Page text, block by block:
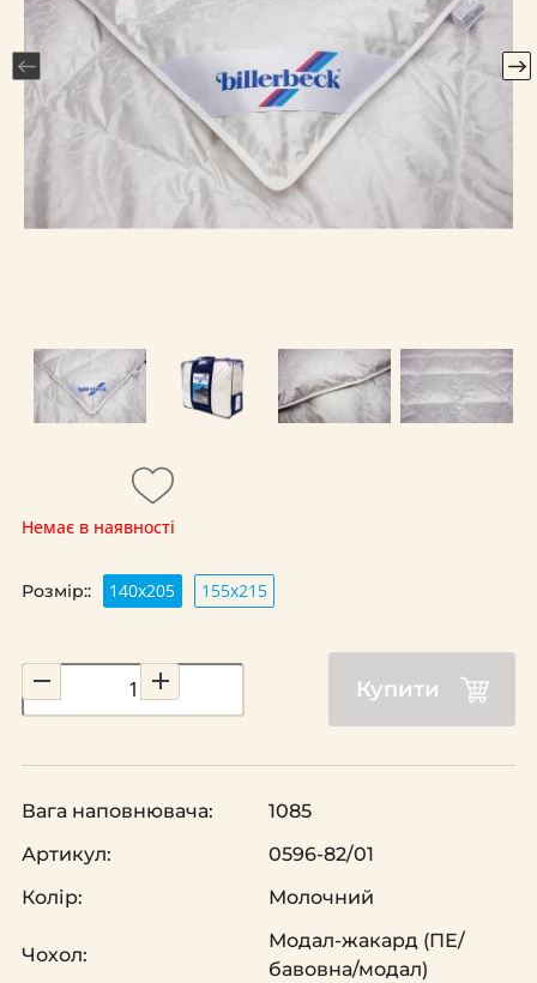
Немає в наявності
Розмір:: 140х205 155х215
Купити
Вага наповнювача:
1085
Артикул:
0596-82/01
Колір:
Молочний
Чохол:
Модал-жакард (ПЕ/
бавовна/модал)